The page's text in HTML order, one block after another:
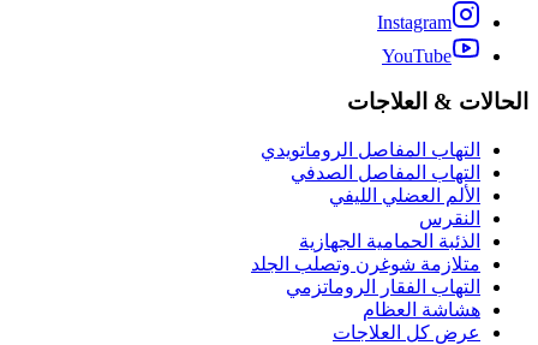
Instagram
YouTube
الحالات & العلاجات
التهاب المفاصل الروماتويدي
التهاب المفاصل الصدفي
الألم العضلي الليفي
النقرس
الذئبة الحمامية الجهازية
متلازمة شوغرن وتصلب الجلد
التهاب الفقار الروماتزمي
هشاشة العظام
عرض كل العلاجات